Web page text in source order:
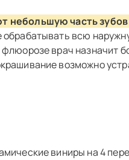
небольшую часть
обрабатывать всю
врач
возможно
виниры на 4